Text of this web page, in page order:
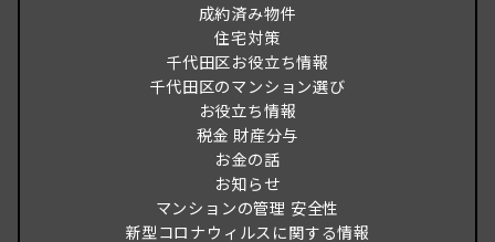
成約済み物件
住宅対策
千代田区お役立ち情報
千代田区のマンション選び
お役立ち情報
税金 財産分与
お金の話
お知らせ
マンションの管理 安全性
新型コロナウィルスに関する情報